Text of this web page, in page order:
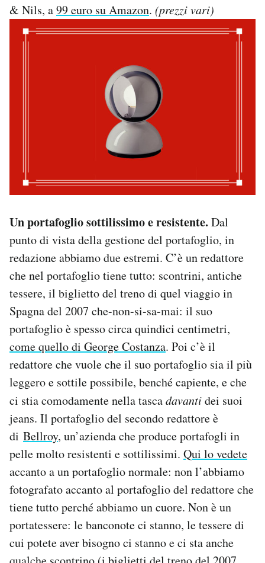
& Nils, a99 euro su Amazon. (prezzi vari)
Un portafoglio sottilissimo e resistente. Dal
punto di vista della gestione del portafoglio, in
redazione abbiamo due estremi. C’è un redattore
che nel portafoglio tiene tutto: scontrini, antiche
tessere, il biglietto del treno di quel viaggio in
Spagna del 2007 che-non-si-sa-mai: il suo
portafoglio è spesso circa quindici centimetri,
come quello di George Costanza. Poi c’è il
redattore che vuole che il suo portafoglio sia il più
leggero e sottile possibile, benché capiente, e che
ci stia comodamente nella tascadavantidei suoi
jeans. Il portafoglio del secondo redattore è
di Bellroy, un’azienda che produce portafogli in
pelle molto resistenti e sottilissimi. Qui lo vedete
accanto a un portafoglio normale: non l’abbiamo
fotografato accanto al portafoglio del redattore che
tiene tutto perché abbiamo un cuore. Non è un
portatessere: le banconote ci stanno, le tessere di
cui potete aver bisogno ci stanno e ci sta anche